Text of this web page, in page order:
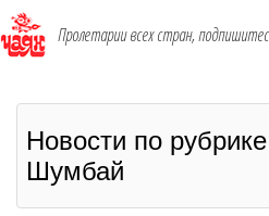
Пролетарии всех стран,
Новости по
Шумбай